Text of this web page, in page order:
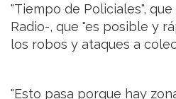
"Tiempo de Policiales",
Radio-, que "es posible y
los robos y ataques a
"Esto pasa porque hay